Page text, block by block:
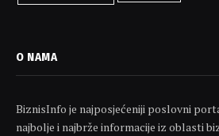
O NAMA
BiznisInfo je najposjećeniji poslovni
najbolje i najbrže informacije iz oblasti